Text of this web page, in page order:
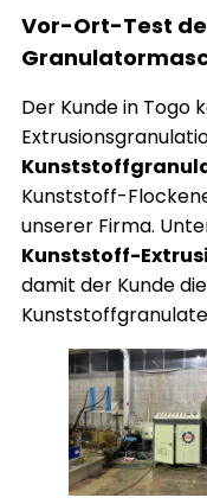
Vor-Ort-Test
Der Kunde in Togo
Kunststoff-
unserer Firma.
Kunststoff-
damit der Kunde